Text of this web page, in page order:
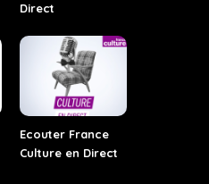
Direct
Ecouter France
Culture en Direct